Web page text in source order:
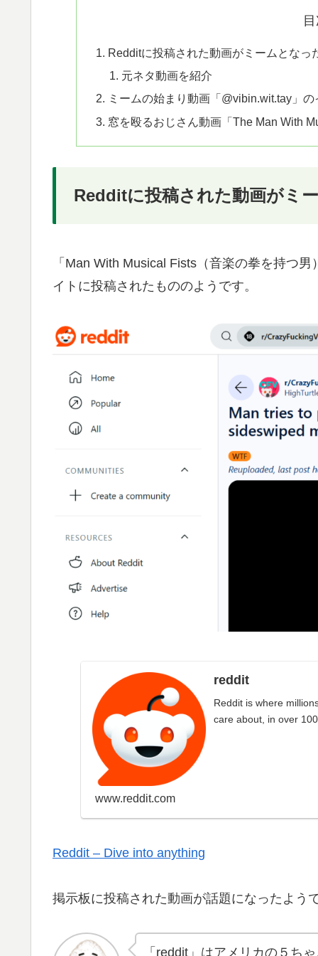
Redditに投稿された動画がミームとなっ
元ネタ動画を紹介
ミームの始まり動画「@vibin.wit.tay」
窓を殴るおじさん動画「The Man With
Redditに投稿された動画がミ
「Man With Musical Fists（音楽の拳を持つ
イトに投稿されたもののようです。
reddit
Reddit is where
care about, in over
www.reddit.com
Reddit – Dive into anything
掲示板に投稿された動画が話題になったよう
「reddit」はアメリカの５ち